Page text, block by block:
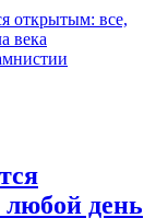
открытым: все,
века
день